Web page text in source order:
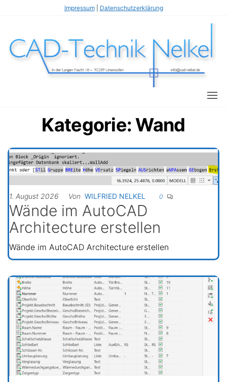
Impressum| Datenschutzerklärung
Kategorie:Wand
1. August 2026 Von WILFRIED NELKEL 0
Wände im AutoCAD
Architecture erstellen
Wände im AutoCAD Architecture erstellen